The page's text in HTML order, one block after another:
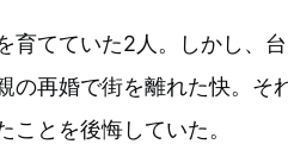
育てていた2人。しかし、台
の再婚で街を離れた快。そ
とを後悔していた。